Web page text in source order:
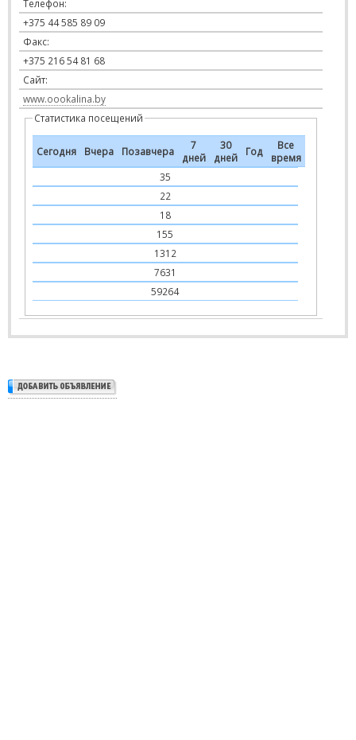
Телефон:
+375 44 585 89 09
Факс:
+375 216 54 81 68
Сайт:
www.oookalina.by
Статистика посещений
Сегодня Вчера Позавчера
7
дней
30
дней
Год
Все
время
35
22
18
155
1312
7631
59264